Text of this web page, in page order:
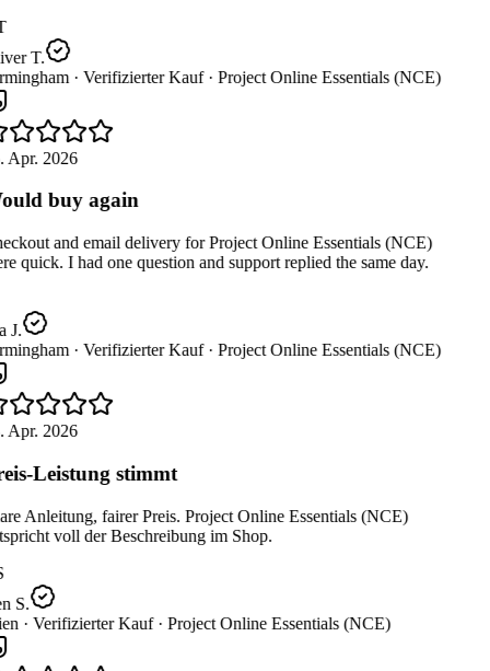
T.
· Verifizierter Kauf · Project Online Essentials (NCE)
Apr. 2026
buy again
and email delivery for Project Online Essentials (NCE)
quick. I had one question and support replied the same day.
J.
· Verifizierter Kauf · Project Online Essentials (NCE)
Apr. 2026
Leistung stimmt
Anleitung, fairer Preis. Project Online Essentials (NCE)
voll der Beschreibung im Shop.
S.
· Verifizierter Kauf · Project Online Essentials (NCE)